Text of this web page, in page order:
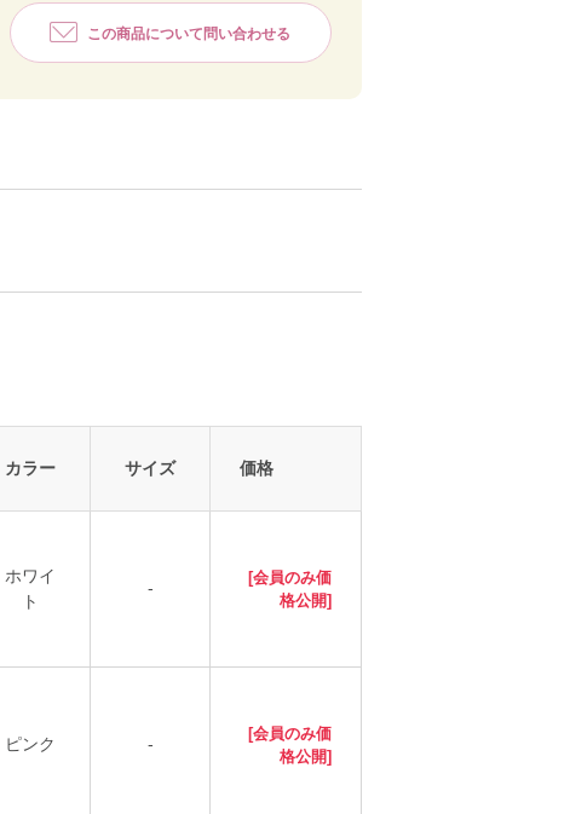
ホワイト
この商品について問い合わせる
カラー サイズ 価格
ホワイ
ト
-
[会員のみ価
格公開]
ピンク -
[会員のみ価
格公開]